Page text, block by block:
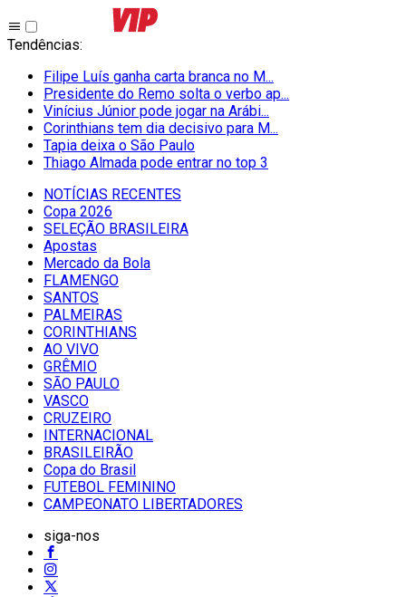
Tendências:
Filipe Luís ganha carta branca no M...
Presidente do Remo solta o verbo ap...
Vinícius Júnior pode jogar na Arábi...
Corinthians tem dia decisivo para M...
Tapia deixa o São Paulo
Thiago Almada pode entrar no top 3
NOTÍCIAS RECENTES
Copa 2026
SELEÇÃO BRASILEIRA
Apostas
Mercado da Bola
FLAMENGO
SANTOS
PALMEIRAS
CORINTHIANS
AO VIVO
GRÊMIO
SĀO PAULO
VASCO
CRUZEIRO
INTERNACIONAL
BRASILEIRÃO
Copa do Brasil
FUTEBOL FEMININO
CAMPEONATO LIBERTADORES
siga-nos